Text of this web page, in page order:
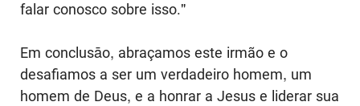
falar conosco sobre isso."
Em conclusāo, abraçamos este irmão e o
desafiamos a ser um verdadeiro homem, um
homem de Deus, e a honrar a Jesus e liderar sua